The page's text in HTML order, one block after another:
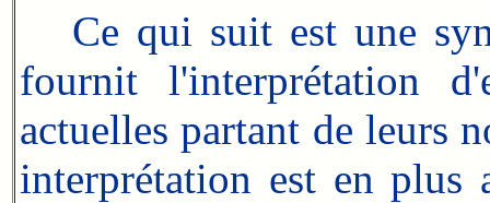
Ce qui suit est une
fournit l'interprétation
actuelles partant de leurs
interprétation est en plus